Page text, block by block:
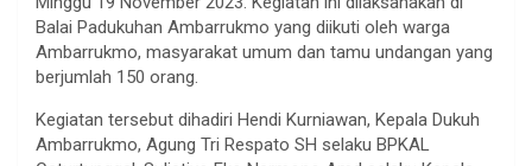
Balai Padukuhan Ambarrukmo yang diikuti oleh warga
Ambarrukmo, masyarakat umum dan tamu undangan yang
berjumlah 150 orang.
Kegiatan tersebut dihadiri Hendi Kurniawan, Kepala Dukuh
Ambarrukmo, Agung Tri Respato SH selaku BPKAL